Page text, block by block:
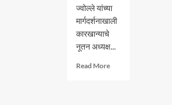
ज्वोल्ले यांच्या
मार्गदर्शनाखाली
कारखान्याचे
नूतन अध्यक्ष...
Read MoreRead